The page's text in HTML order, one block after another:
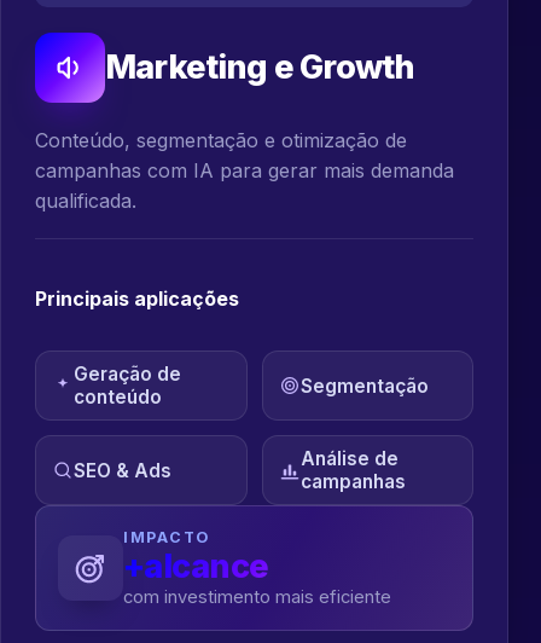
Marketing e Growth
Conteúdo, segmentação e otimização de
campanhas com IA para gerar mais demanda
qualificada.
Principais aplicações
Geração de
conteúdo
Segmentação
SEO & Ads
Análise de
campanhas
IMPACTO
+alcance
com investimento mais eficiente